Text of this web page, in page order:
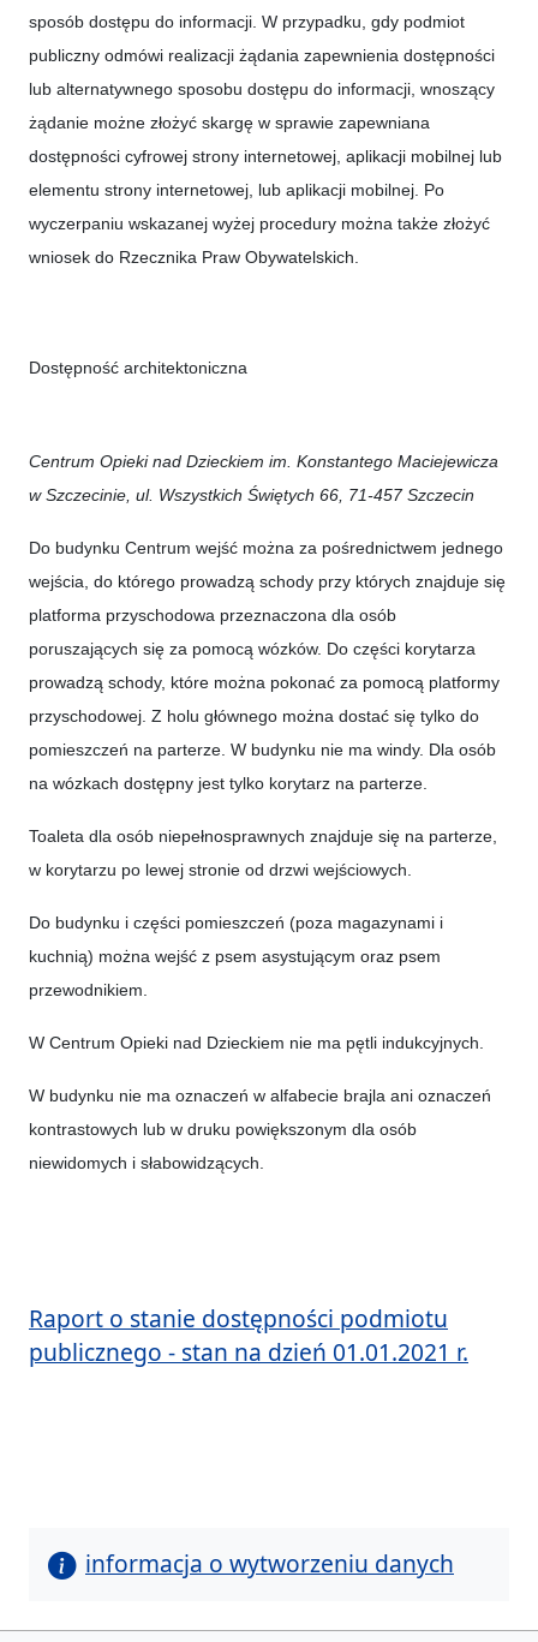
sposób dostępu do informacji. W przypadku, gdy podmiot
publiczny odmówi realizacji żądania zapewnienia dostępności
lub alternatywnego sposobu dostępu do informacji, wnoszący
żądanie możne złożyć skargę w sprawie zapewniana
dostępności cyfrowej strony internetowej, aplikacji mobilnej lub
elementu strony internetowej, lub aplikacji mobilnej. Po
wyczerpaniu wskazanej wyżej procedury można także złożyć
wniosek do Rzecznika Praw Obywatelskich.
Dostępność architektoniczna
Centrum Opieki nad Dzieckiem im. Konstantego Maciejewicza
w Szczecinie, ul. Wszystkich Świętych 66, 71-457 Szczecin
Do budynku Centrum wejść można za pośrednictwem jednego
wejścia, do którego prowadzą schody przy których znajduje się
platforma przyschodowa przeznaczona dla osób
poruszających się za pomocą wózków. Do części korytarza
prowadzą schody, które można pokonać za pomocą platformy
przyschodowej. Z holu głównego można dostać się tylko do
pomieszczeń na parterze. W budynku nie ma windy. Dla osób
na wózkach dostępny jest tylko korytarz na parterze.
Toaleta dla osób niepełnosprawnych znajduje się na parterze,
w korytarzu po lewej stronie od drzwi wejściowych.
Do budynku i części pomieszczeń (poza magazynami i
kuchnią) można wejść z psem asystującym oraz psem
przewodnikiem.
W Centrum Opieki nad Dzieckiem nie ma pętli indukcyjnych.
W budynku nie ma oznaczeń w alfabecie brajla ani oznaczeń
kontrastowych lub w druku powiększonym dla osób
niewidomych i słabowidzących.
Raport o stanie dostępności podmiotu
publicznego - stan na dzień 01.01.2021 r.
informacja o wytworzeniu danych